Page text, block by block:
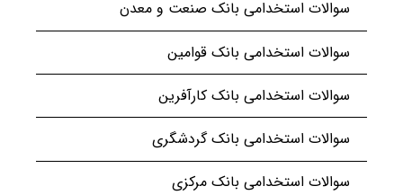
سوالات استخدامی بانک صنعت و معدن
سوالات استخدامی بانک قوامین
سوالات استخدامی بانک کارآفرین
سوالات استخدامی بانک گردشگری
سوالات استخدامی بانک مرکزی